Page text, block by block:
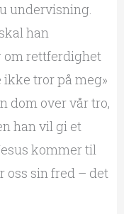
undervisning.
han
om rettferdighet
ikke tror på meg»
dom over vår tro,
han vil gi et
kommer til
oss sin fred – det